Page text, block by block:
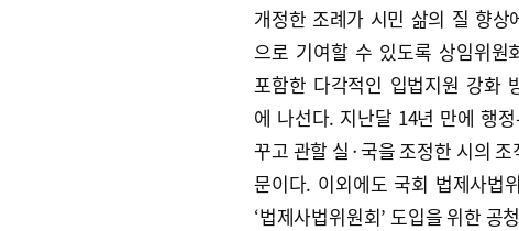
개정한 조례가 시민 삶의 질 향상
으로 기여할 수 있도록 상임위원
포함한 다각적인 입법지원 강화
에 나선다. 지난달 14년 만에 행
꾸고 관할 실·국을 조정한 시의
문이다. 이외에도 국회 법제사법
‘법제사법위원회’ 도입을 위한 공